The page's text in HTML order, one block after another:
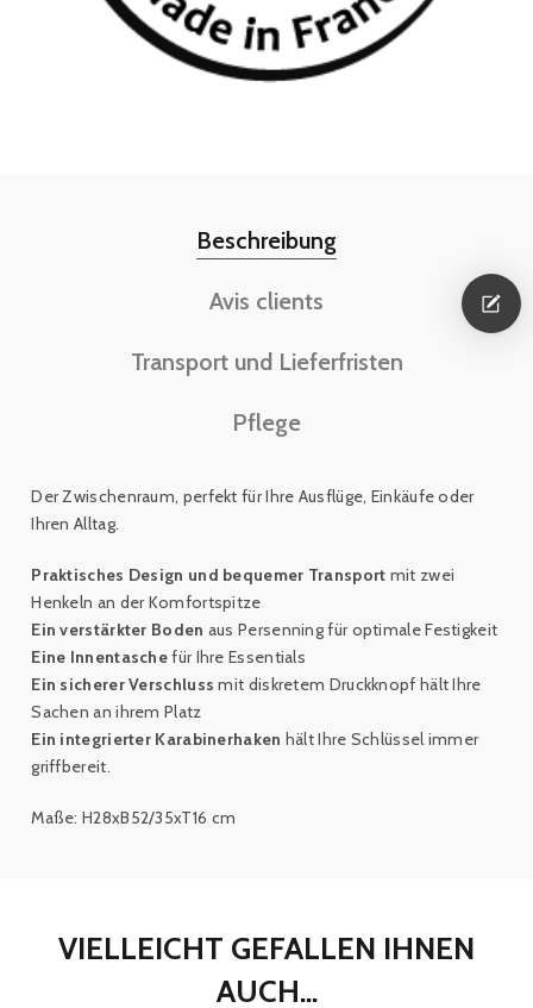
Beschreibung
Avis clients
Transport und Lieferfristen
Pflege
Der Zwischenraum, perfekt für Ihre Ausflüge, Einkäufe oder
Ihren Alltag.
Praktisches Design und bequemer Transport mit zwei
Henkeln an der Komfortspitze
Ein verstärkter Boden aus Persenning für optimale Festigkeit
Eine Innentaschefür Ihre Essentials
Ein sicherer Verschluss mit diskretem Druckknopf hält Ihre
Sachen an ihrem Platz
Ein integrierter Karabinerhaken hält Ihre Schlüssel immer
griffbereit.
Maße: H28xB52/35xT16 cm
VIELLEICHT GEFALLEN IHNEN
AUCH...